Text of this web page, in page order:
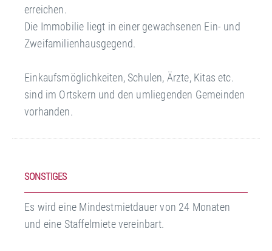
erreichen.
Die Immobilie liegt in einer gewachsenen Ein- und
Zweifamilienhausgegend.
Einkaufsmöglichkeiten, Schulen, Ärzte, Kitas etc.
sind im Ortskern und den umliegenden Gemeinden
vorhanden.
SONSTIGES
Es wird eine Mindestmietdauer von 24 Monaten
und eine Staffelmiete vereinbart.